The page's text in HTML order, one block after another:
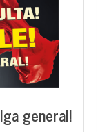
general!